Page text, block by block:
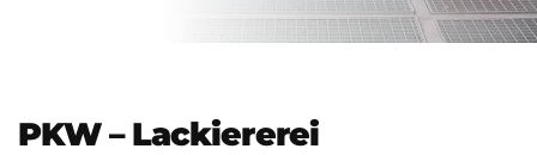
PKW – Lackiererei